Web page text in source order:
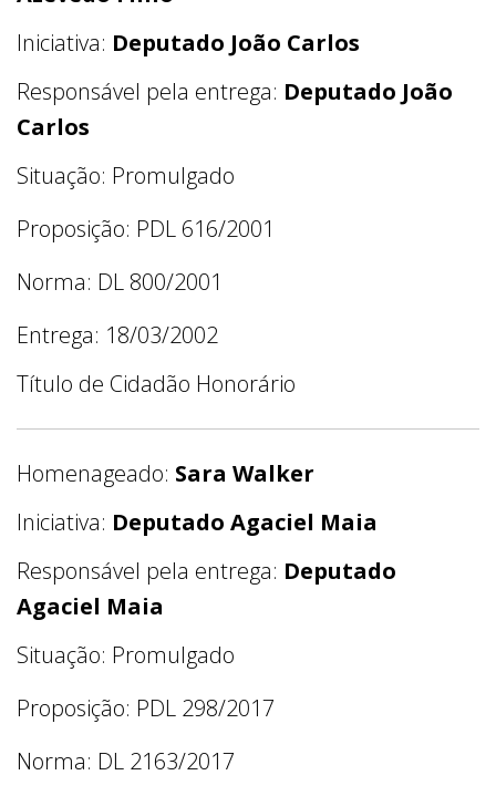
Iniciativa: Deputado João Carlos
Responsável pela entrega: Deputado João
Carlos
Situação: Promulgado
Proposição: PDL 616/2001
Norma: DL 800/2001
Entrega: 18/03/2002
Título de Cidadão Honorário
Homenageado: Sara Walker
Iniciativa: Deputado Agaciel Maia
Responsável pela entrega: Deputado
Agaciel Maia
Situação: Promulgado
Proposição: PDL 298/2017
Norma: DL 2163/2017